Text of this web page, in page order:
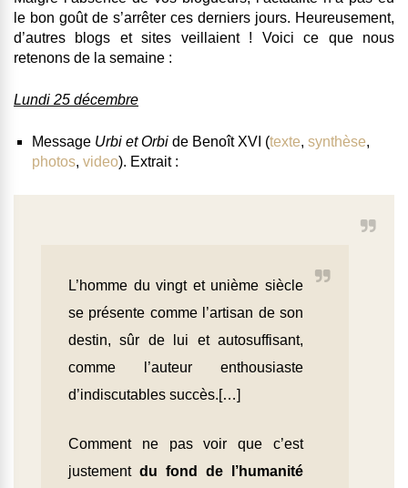
le bon goût de s’arrêter ces derniers jours. Heureusement,
d’autres blogs et sites veillaient ! Voici ce que nous
retenons de la semaine :
Lundi 25 décembre
Message Urbi et Orbi de Benoît XVI (texte, synthèse,
photos, video). Extrait :
L’homme du vingt et unième siècle
se présente comme l’artisan de son
destin, sûr de lui et autosuffisant,
comme l’auteur enthousiaste
d’indiscutables succès.[…]
Comment ne pas voir que c’est
justement du fond de l’humanité